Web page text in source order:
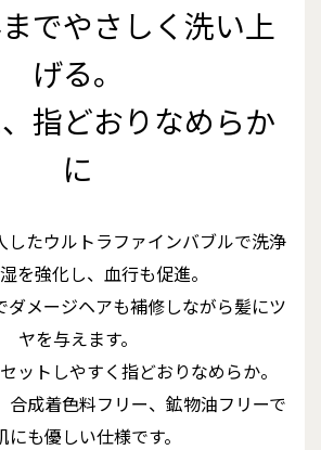
でやさしく洗い上
げる。
指どおりなめらか
に
したウルトラファインバブルで洗浄
を強化し、血行も促進。
ダメージヘアも補修しながら髪にツ
ヤを与えます。
ットしやすく指どおりなめらか。
合成着色料フリー、鉱物油フリーで
にも優しい仕様です。